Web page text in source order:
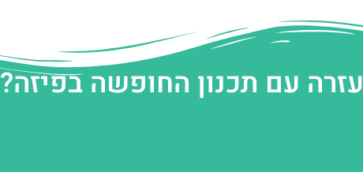
עזרה עם תכנון החופשה בפיזה?